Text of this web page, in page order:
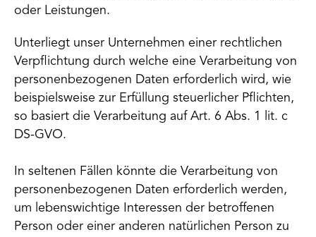
oder Leistungen.
Unterliegt unser Unternehmen einer rechtlichen
Verpflichtung durch welche eine Verarbeitung von
personenbezogenen Daten erforderlich wird, wie
beispielsweise zur Erfüllung steuerlicher Pflichten,
so basiert die Verarbeitung auf Art. 6 Abs. 1 lit. c
DS-GVO.
In seltenen Fällen könnte die Verarbeitung von
personenbezogenen Daten erforderlich werden,
um lebenswichtige Interessen der betroffenen
Person oder einer anderen natürlichen Person zu